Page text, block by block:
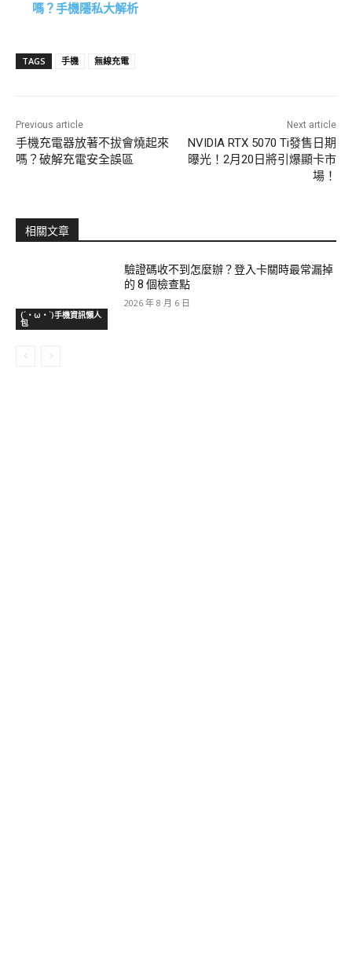
嗎？手機隱私大解析
TAGS 手機 無線充電
Previous article
手機充電器放著不拔會燒起來
嗎？破解充電安全誤區
Next article
NVIDIA RTX 5070 Ti發售日期
曝光！2月20日將引爆顯卡市
場！
相關文章
(´・ω・`)手機資訊懶人
包
驗證碼收不到怎麼辦？登入卡關時最常漏掉
的 8 個檢查點
2026 年 8 月 6 日